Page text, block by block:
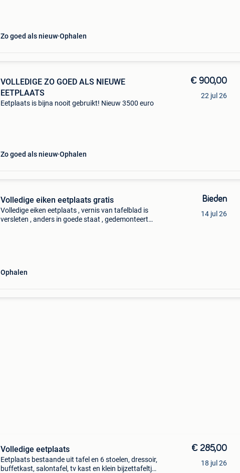
Zo goed als nieuw Ophalen
VOLLEDIGE ZO GOED ALS NIEUWE
EETPLAATS
Eetplaats is bijna nooit gebruikt! Nieuw 3500 euro
Zo goed als nieuw Ophalen
€ 900,00
22 jul 26
Volledige eiken eetplaats gratis
Volledige eiken eetplaats , vernis van tafelblad is
versleten , anders in goede staat , gedemonteert
Ophalen
Bieden
14 jul 26
Volledige eetplaats
Eetplaats bestaande uit tafel en 6 stoelen, dressoir,
buffetkast, salontafel, tv kast en klein bijzettafeltje
€ 285,00
18 jul 26